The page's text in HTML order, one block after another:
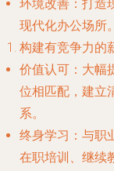
环境改善 ：打
现代化办公场所。
构建有竞争力的
价值认可 ：大
位相匹配，建立
系。
终身学习 ：与
在职培训、继续